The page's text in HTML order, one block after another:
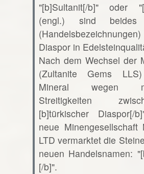
"[b]Sultanit[/b]" oder
(engl.) sind beides
Diaspor in
Nach dem Wechsel der
(Zultanite Gems
Mineral wegen
Streitigkeiten
[b]türkischer Diaspor[/
neue Minengesellschaft
LTD vermarktet die
neuen Handelsnamen:
[/b]".